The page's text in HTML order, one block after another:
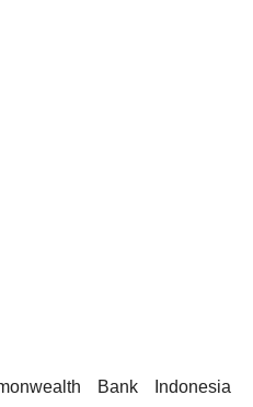
Bank Indonesia